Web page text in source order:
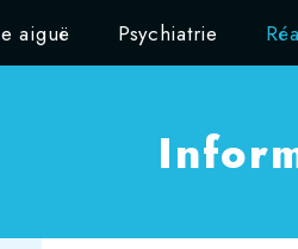
aiguë Psychiatrie